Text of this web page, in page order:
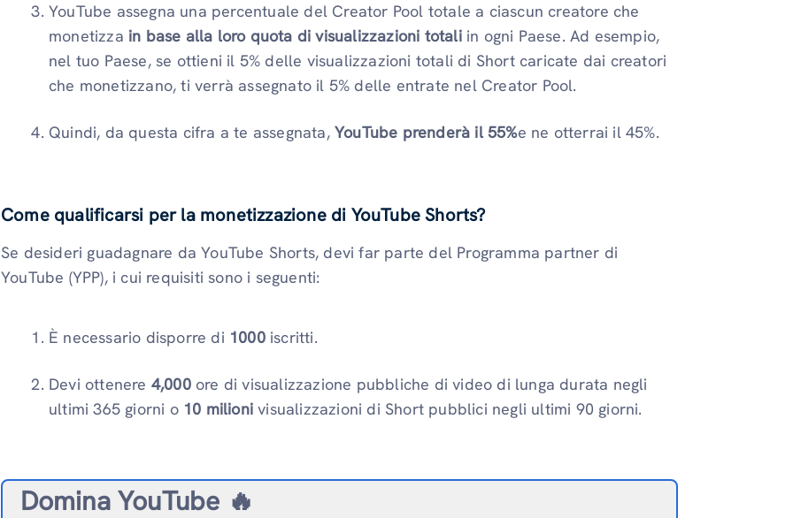
YouTube assegna una percentuale del Creator Pool totale a ciascun creatore che
monetizza in base alla loro quota di visualizzazioni totaliin ogni Paese. Ad esempio,
nel tuo Paese, se ottieni il 5% delle visualizzazioni totali di Short caricate dai creatori
che monetizzano, ti verrà assegnato il 5% delle entrate nel Creator Pool.
Quindi, da questa cifra a te assegnata,YouTube prenderà il 55%e ne otterrai il 45%.
Come qualificarsi per la monetizzazione di YouTube Shorts?
Se desideri guadagnare da YouTube Shorts, devi far parte del Programma partner di
YouTube (YPP), i cui requisiti sono i seguenti:
È necessario disporre di 1000iscritti.
Devi ottenere 4,000ore di visualizzazione pubbliche di video di lunga durata negli
ultimi 365 giorni o 10 milioni visualizzazioni di Short pubblici negli ultimi 90 giorni.
Domina YouTube 🔥